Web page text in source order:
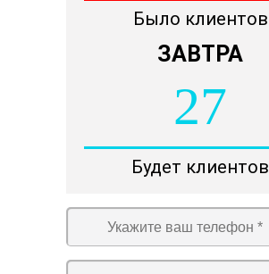
Было клиентов
ЗАВТРА
27
Будет клиентов